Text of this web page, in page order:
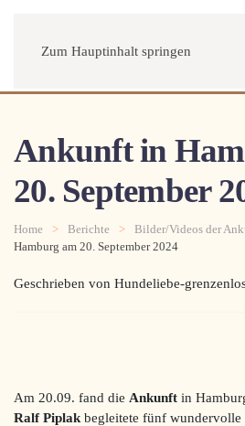
Zum Hauptinhalt springen
Menü
Ankunft in
20. September
Home Berichte Bilder/Videos der
Hamburg am 20. September 2024
Geschrieben von Hundeliebe-
Am 20.09. fand die Ankunft in
Ralf Piplak begleitete fünf wundervolle